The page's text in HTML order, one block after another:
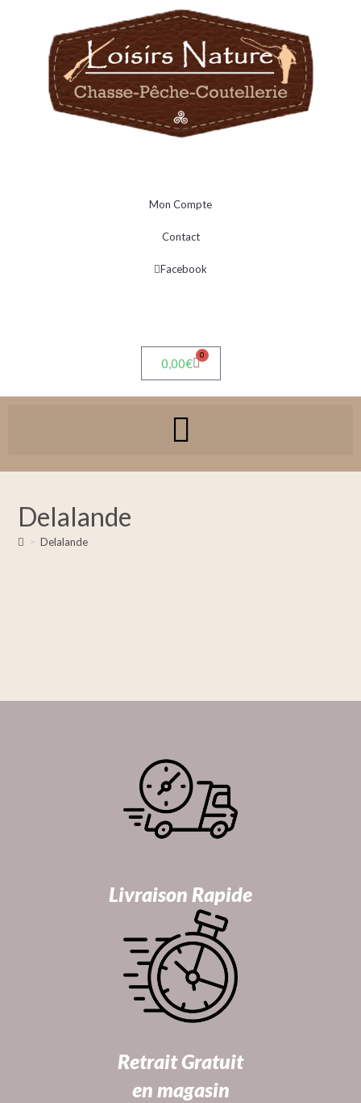
Mon Compte
Contact
Facebook
0,00€
0
Delalande
> Delalande
Livraison Rapide
Retrait Gratuit
en magasin